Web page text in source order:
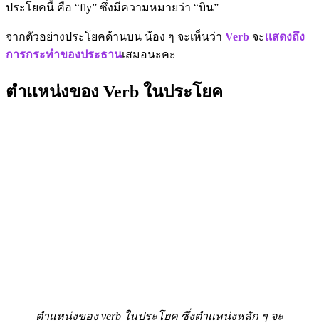
ประโยคนี้ คือ “fly” ซึ่งมีความหมายว่า “บิน”
จากตัวอย่างประโยคด้านบน น้อง ๆ จะเห็นว่า Verb จะเเสดงถึง
การกระทำของประธานเสมอนะคะ
ตำเเหน่งของ Verb ในประโยค
ตำเเหน่งของ verb ในประโยค ซึ่งตำเเหน่งหลัก ๆ จะ